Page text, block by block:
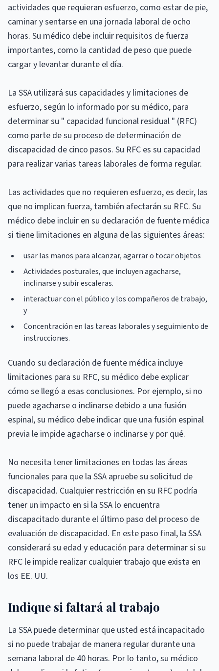
actividades que requieran esfuerzo, como estar de pie,
caminar y sentarse en una jornada laboral de ocho
horas. Su médico debe incluir requisitos de fuerza
importantes, como la cantidad de peso que puede
cargar y levantar durante el día.
La SSA utilizará sus capacidades y limitaciones de
esfuerzo, según lo informado por su médico, para
determinar su " capacidad funcional residual " (RFC)
como parte de su proceso de determinación de
discapacidad de cinco pasos. Su RFC es su capacidad
para realizar varias tareas laborales de forma regular.
Las actividades que no requieren esfuerzo, es decir, las
que no implican fuerza, también afectarán su RFC. Su
médico debe incluir en su declaración de fuente médica
si tiene limitaciones en alguna de las siguientes áreas:
usar las manos para alcanzar, agarrar o tocar objetos
Actividades posturales, que incluyen agacharse,
inclinarse y subir escaleras.
interactuar con el público y los compañeros de trabajo,
y
Concentración en las tareas laborales y seguimiento de
instrucciones.
Cuando su declaración de fuente médica incluye
limitaciones para su RFC, su médico debe explicar
cómo se llegó a esas conclusiones. Por ejemplo, si no
puede agacharse o inclinarse debido a una fusión
espinal, su médico debe indicar que una fusión espinal
previa le impide agacharse o inclinarse y por qué.
No necesita tener limitaciones en todas las áreas
funcionales para que la SSA apruebe su solicitud de
discapacidad. Cualquier restricción en su RFC podría
tener un impacto en si la SSA lo encuentra
discapacitado durante el último paso del proceso de
evaluación de discapacidad. En este paso final, la SSA
considerará su edad y educación para determinar si su
RFC le impide realizar cualquier trabajo que exista en
los EE. UU.
Indique si faltará al trabajo
La SSA puede determinar que usted está incapacitado
si no puede trabajar de manera regular durante una
semana laboral de 40 horas. Por lo tanto, su médico